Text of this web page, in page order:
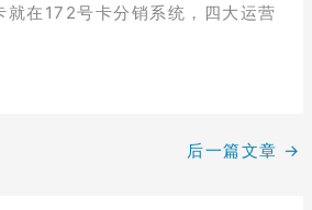
就在172号卡分销系统，四大运营
后一篇文章 →